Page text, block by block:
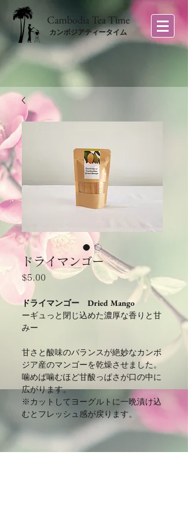
​Cambodia Tea Time
カンボジアティータイム
ドライマンゴー
$5.00 価
ドライマンゴー Dried Mango
ーギュっと閉じ込めた濃厚な香りと甘
みー
甘さと酸味のバランスが絶妙なカンボ
ジア産のマンゴーを乾燥させました。
噛めば噛むほど甘酸っぱさが口の中に
広がります。
※カットしてヨーグルトに一晩漬け込
むとフレッシュ感が戻ります。